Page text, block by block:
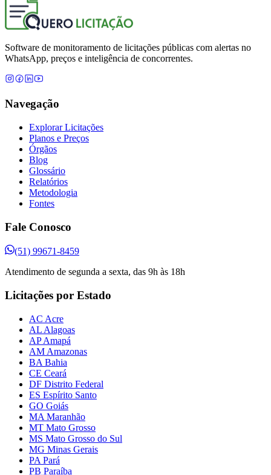
Software de monitoramento de licitações públicas com alertas no
WhatsApp, preços e inteligência de concorrentes.
Navegação
Explorar Licitações
Planos e Preços
Órgãos
Blog
Glossário
Relatórios
Metodologia
Fontes
Fale Conosco
(51) 99671-8459
Atendimento de segunda a sexta, das 9h às 18h
Licitações por Estado
AC Acre
AL Alagoas
AP Amapá
AM Amazonas
BA Bahia
CE Ceará
DF Distrito Federal
ES Espírito Santo
GO Goiás
MA Maranhão
MT Mato Grosso
MS Mato Grosso do Sul
MG Minas Gerais
PA Pará
PB Paraíba